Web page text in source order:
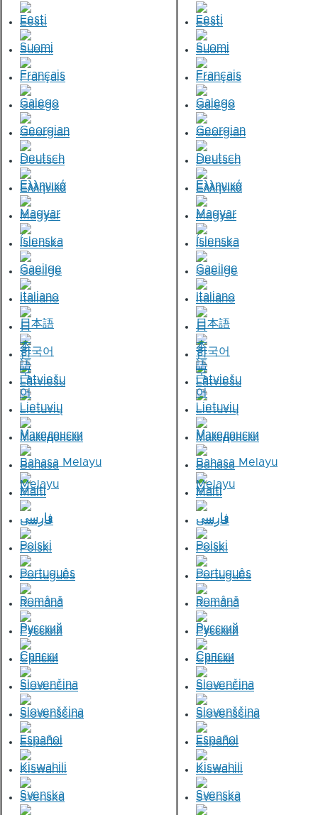
Eesti
Suomi
Français
Galego
Georgian
Deutsch
Ελληνικά
Magyar
Íslenska
Gaeilge
Italiano
日本語
한국어
Latviešu
Lietuvių
Македонски
Bahasa Melayu
Malti
فارسی
Polski
Português
Română
Русский
Српски
Slovenčina
Slovenščina
Español
Kiswahili
Svenska
Eesti
Suomi
Français
Galego
Georgian
Deutsch
Ελληνικά
Magyar
Íslenska
Gaeilge
Italiano
日本語
한국어
Latviešu
Lietuvių
Македонски
Bahasa Melayu
Malti
فارسی
Polski
Português
Română
Русский
Српски
Slovenčina
Slovenščina
Español
Kiswahili
Svenska